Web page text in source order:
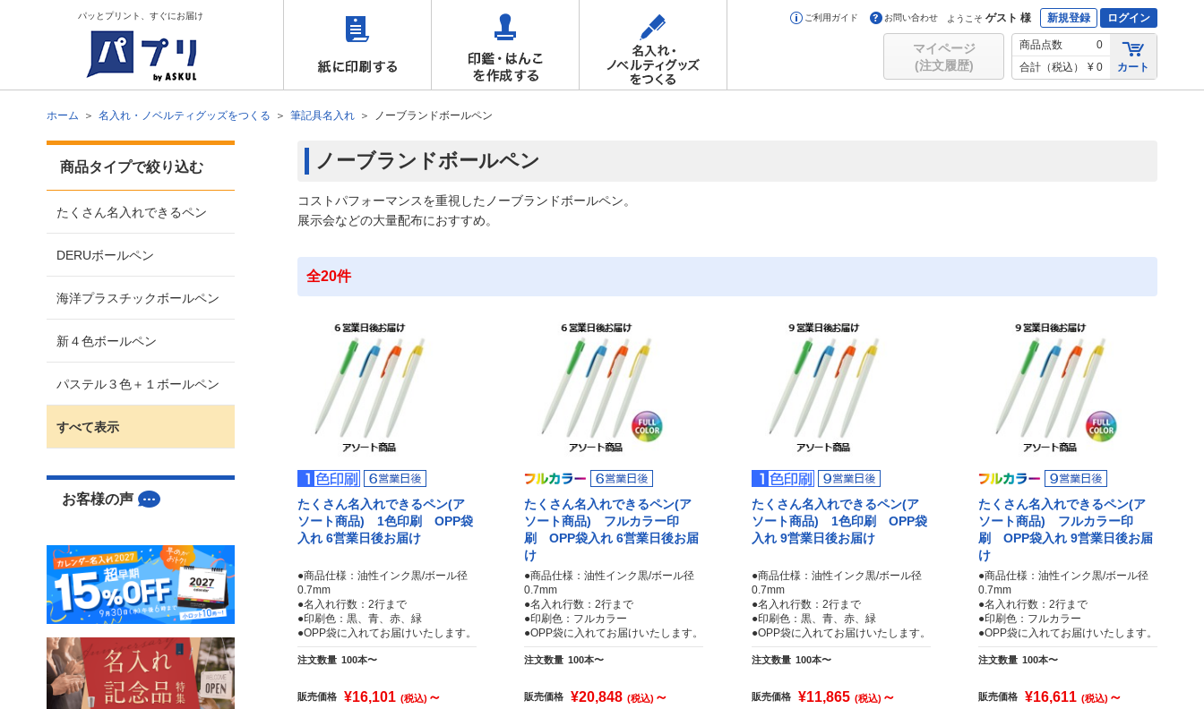
パッとプリント、すぐにお届け ご利用ガイド お問い合わせ ようこそ ゲスト 様 新規登録 ログイン
マイページ
(注文履歴)
商品点数
0
合計（税込）
¥ 0 カート
ホーム 名入れ・ノベルティグッズをつくる 筆記具名入れ ノーブランドボールペン
ノーブランドボールペン
コストパフォーマンスを重視したノーブランドボールペン。
展示会などの大量配布におすすめ。
全20件
たくさん名入れできるペン(ア
ソート商品) 1色印刷 OPP袋
入れ 6営業日後お届け
●商品仕様：油性インク黒/ボール径
0.7mm
●名入れ行数：2行まで
●印刷色：黒、青、赤、緑
●OPP袋に入れてお届けいたします。
注文数量 100本〜
販売価格 ¥16,101 (税込) ～
たくさん名入れできるペン(ア
ソート商品) フルカラー印
刷 OPP袋入れ 6営業日後お届
け
●商品仕様：油性インク黒/ボール径
0.7mm
●名入れ行数：2行まで
●印刷色：フルカラー
●OPP袋に入れてお届けいたします。
注文数量 100本〜
販売価格 ¥20,848 (税込) ～
たくさん名入れできるペン(ア
ソート商品) 1色印刷 OPP袋
入れ 9営業日後お届け
●商品仕様：油性インク黒/ボール径
0.7mm
●名入れ行数：2行まで
●印刷色：黒、青、赤、緑
●OPP袋に入れてお届けいたします。
注文数量 100本〜
販売価格 ¥11,865 (税込) ～
たくさん名入れできるペン(ア
ソート商品) フルカラー印
刷 OPP袋入れ 9営業日後お届
け
●商品仕様：油性インク黒/ボール径
0.7mm
●名入れ行数：2行まで
●印刷色：フルカラー
●OPP袋に入れてお届けいたします。
注文数量 100本〜
販売価格 ¥16,611 (税込) ～
商品タイプで絞り込む
たくさん名入れできるペン
DERUボールペン
海洋プラスチックボールペン
新４色ボールペン
パステル３色＋１ボールペン
すべて表示
お客様の声